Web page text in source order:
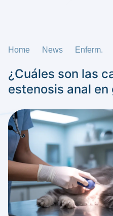
Home News Enferm.
¿Cuáles son las
estenosis anal en